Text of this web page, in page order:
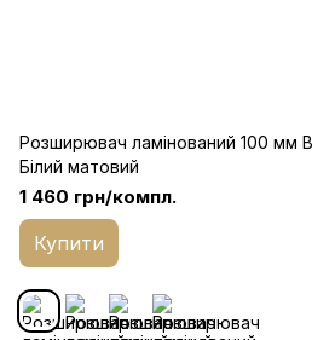
Розширювач ламінований 100 мм
Білий матовий
1 460 грн/компл.
Купити